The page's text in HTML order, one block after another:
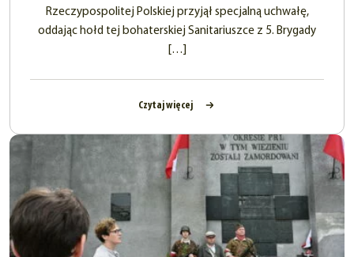
Rzeczypospolitej Polskiej przyjął specjalną uchwałę,
oddając hołd tej bohaterskiej Sanitariuszce z 5. Brygady
[…]
Czytaj więcej